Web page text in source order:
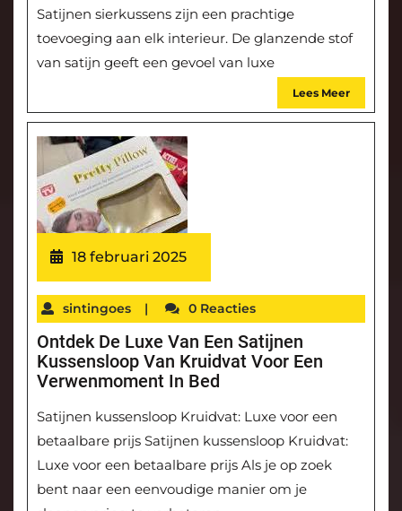
Satijnen sierkussens zijn een prachtige
toevoeging aan elk interieur. De glanzende stof
van satijn geeft een gevoel van luxe
Lees Meer
18 februari 2025
sintingoes | 0 Reacties
Ontdek De Luxe Van Een Satijnen
Kussensloop Van Kruidvat Voor Een
Verwenmoment In Bed
Satijnen kussensloop Kruidvat: Luxe voor een
betaalbare prijs Satijnen kussensloop Kruidvat:
Luxe voor een betaalbare prijs Als je op zoek
bent naar een eenvoudige manier om je